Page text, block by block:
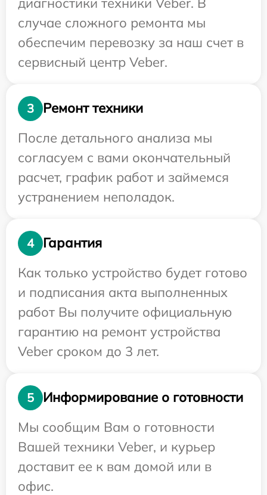
случае сложного ремонта мы
обеспечим перевозку за наш счет в
сервисный центр Veber.
3
Ремонт техники
После детального анализа мы
согласуем с вами окончательный
расчет, график работ и займемся
устранением неполадок.
4
Гарантия
Как только устройство будет готово
и подписания акта выполненных
работ Вы получите официальную
гарантию на ремонт устройства
Veber сроком до 3 лет.
5
Информирование о готовности
Мы сообщим Вам о готовности
Вашей техники Veber, и курьер
доставит ее к вам домой или в
офис.